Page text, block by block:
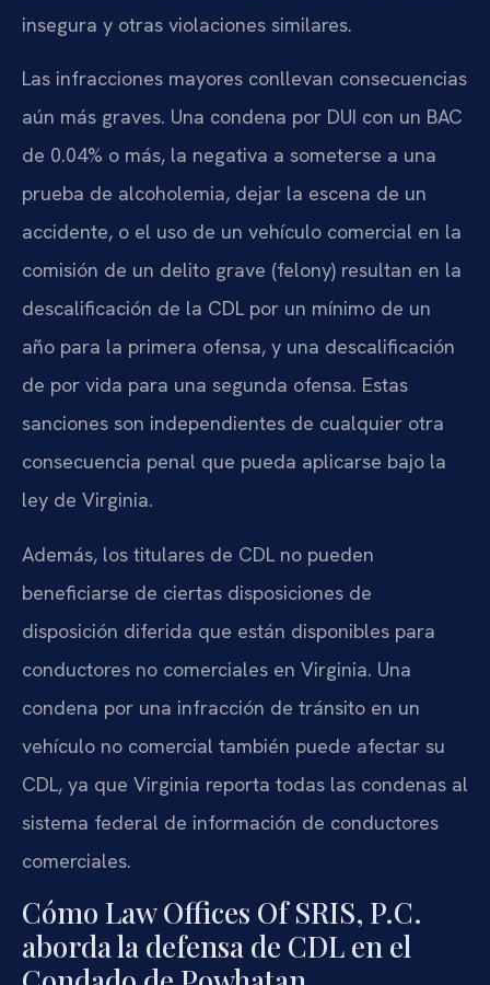
insegura y otras violaciones similares.
Las infracciones mayores conllevan consecuencias
aún más graves. Una condena por DUI con un BAC
de 0.04% o más, la negativa a someterse a una
prueba de alcoholemia, dejar la escena de un
accidente, o el uso de un vehículo comercial en la
comisión de un delito grave (felony) resultan en la
descalificación de la CDL por un mínimo de un
año para la primera ofensa, y una descalificación
de por vida para una segunda ofensa. Estas
sanciones son independientes de cualquier otra
consecuencia penal que pueda aplicarse bajo la
ley de Virginia.
Además, los titulares de CDL no pueden
beneficiarse de ciertas disposiciones de
disposición diferida que están disponibles para
conductores no comerciales en Virginia. Una
condena por una infracción de tránsito en un
vehículo no comercial también puede afectar su
CDL, ya que Virginia reporta todas las condenas al
sistema federal de información de conductores
comerciales.
Cómo Law Offices Of SRIS, P.C.
aborda la defensa de CDL en el